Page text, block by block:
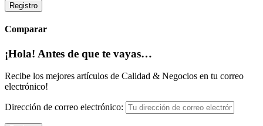
Registro
Comparar
¡Hola! Antes de que te vayas…
Recibe los mejores artículos de Calidad & Negocios en tu correo
electrónico!
Dirección de correo electrónico: